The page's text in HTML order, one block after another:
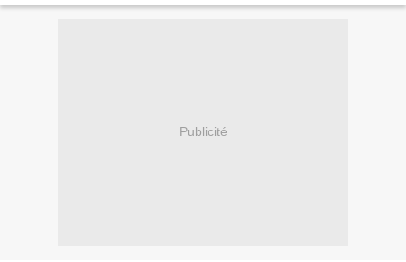
Publicité